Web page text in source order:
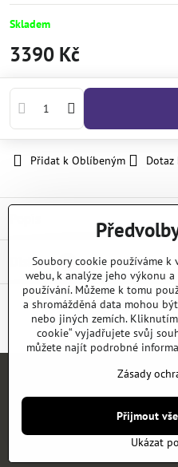
Skladem
3390 Kč
Přidat k Oblíbeným
Diskuse 0
FacebookTwitterBluesky
KATALOGY
©2026CopyrightPředvolby
Vytvořeno
Soubory cookie používáme
webu, k analýze jeho výkonu
používání. Můžeme k tomu
a shromážděná data mohou
nebo jiných zemích.
cookie“ vyjadřujete svůj
můžete najít podrobné
Zásady
Ukázat
Přijmout